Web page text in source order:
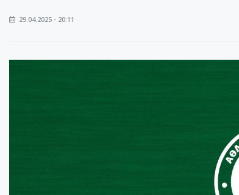
29.04.2025 - 20:11